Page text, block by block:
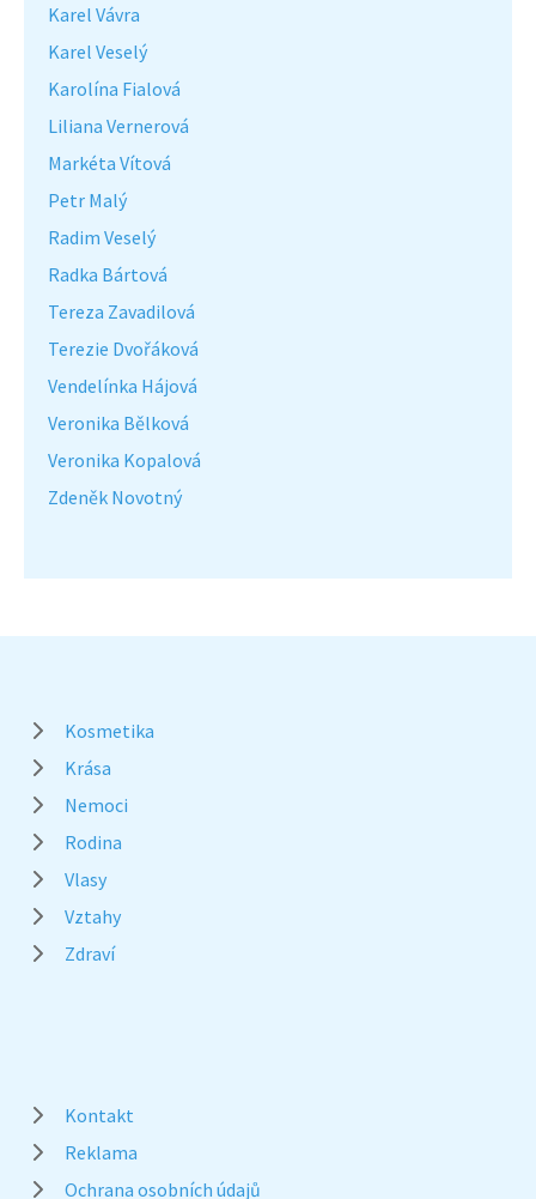
Karel Vávra
Karel Veselý
Karolína Fialová
Liliana Vernerová
Markéta Vítová
Petr Malý
Radim Veselý
Radka Bártová
Tereza Zavadilová
Terezie Dvořáková
Vendelínka Hájová
Veronika Bělková
Veronika Kopalová
Zdeněk Novotný
Kosmetika
Krása
Nemoci
Rodina
Vlasy
Vztahy
Zdraví
Kontakt
Reklama
Ochrana osobních údajů